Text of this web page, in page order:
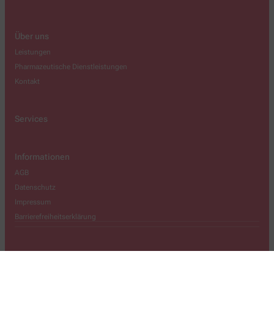
Über uns
Leistungen
Pharmazeutische Dienstleistungen
Kontakt
Services
Informationen
AGB
Datenschutz
Impressum
Barrierefreiheitserklärung